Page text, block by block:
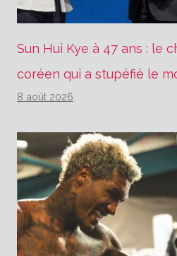
Sun Hui Kye à 47 ans : le
coréen qui a stupéfié le
8 août 2026